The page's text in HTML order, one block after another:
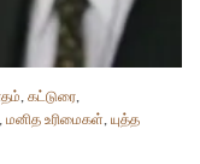
, கட்டுரை,
, மனித உரிமைகள், யுத்த